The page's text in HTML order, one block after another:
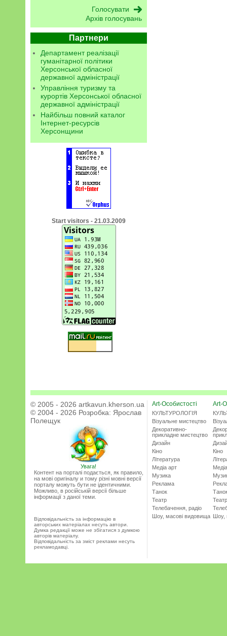
Архів голосувань
Партнери
Департамент реалізації
гуманітарної політики
Херсонської обласної
державної адміністрації
Управління туризму та
курортів Херсонської обласної
державної адміністрації
Найбільш повний каталог
Інтернет-ресурсів
Херсонщини
Start visitors - 21.03.2009
© 2005 - 2026 artkavun.kherson.ua
© 2004 - 2026 Розробка: Ярослав
Полещук
Увага!
Контент на порталі подається, як правило,
на мові оригіналу и тому різні мовні версії
порталу можуть бути не ідентичними.
Можливо, в російській версії більше
інформації з даної теми.
Відповідальність за інформацію в
авторських матеріалах несуть автори.
Думка редакції може не збігатися з думкою
авторів матеріалу.
Відповідальність за зміст реклами несуть
рекламодавці.
Art-Особистості
КУЛЬТУРОЛОГІЯ
Візуальне мистецтво
Декоративно-
прикладне мистецтво
Дизайн
Кіно
Література
Медіа арт
Музика
Реклама
Танок
Театр
Телебачення, радіо
Шоу, масові видовища
Art-
Кіно
Театр
Шоу,